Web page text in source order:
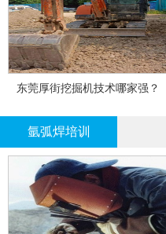
东莞厚街挖掘机技术哪家强？
氩弧焊培训